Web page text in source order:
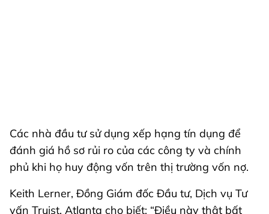
Các nhà đầu tư sử dụng xếp hạng tín dụng để
đánh giá hồ sơ rủi ro của các công ty và chính
phủ khi họ huy động vốn trên thị trường vốn nợ.
Keith Lerner, Đồng Giám đốc Đầu tư, Dịch vụ Tư
vấn Truist, Atlanta cho biết: “Điều này thật bất